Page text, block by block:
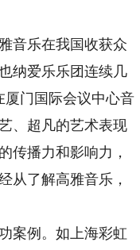
音乐在我国收获众
纳爱乐乐团连续几
厦门国际会议中心音
、超凡的艺术表现
传播力和影响力，
从了解高雅音乐，
案例。如上海彩虹